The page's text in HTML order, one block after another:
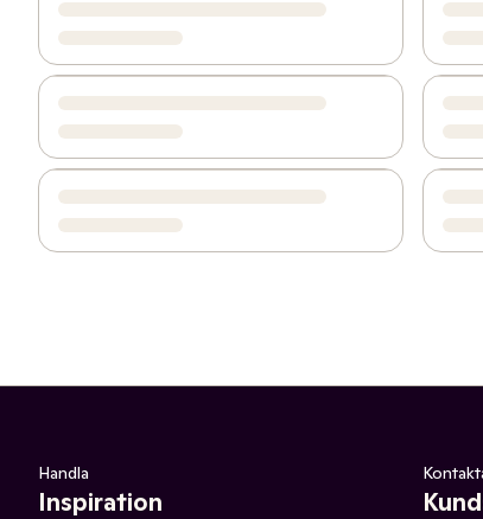
Handla
Inspiration